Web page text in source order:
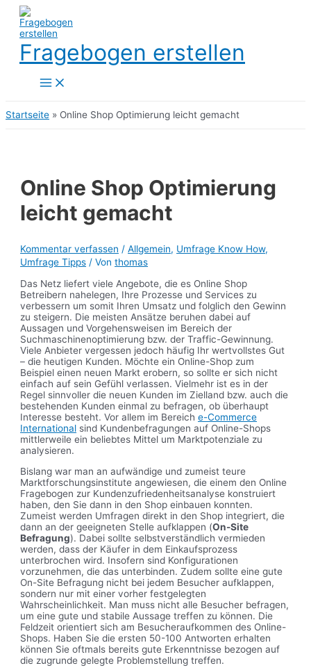
Zum
Inhalt
springen
Fragebogen erstellen
Main
Menu
Startseite » Online Shop Optimierung leicht gemacht
Online Shop Optimierung
leicht gemacht
Kommentar verfassen /Allgemein, Umfrage Know How,
Umfrage Tipps / Vonthomas
Das Netz liefert viele Angebote, die es Online Shop
Betreibern nahelegen, Ihre Prozesse und Services zu
verbessern um somit Ihren Umsatz und folglich den Gewinn
zu steigern. Die meisten Ansätze beruhen dabei auf
Aussagen und Vorgehensweisen im Bereich der
Suchmaschinenoptimierung bzw. der Traffic-Gewinnung.
Viele Anbieter vergessen jedoch häufig Ihr wertvollstes Gut
– die heutigen Kunden. Möchte ein Online-Shop zum
Beispiel einen neuen Markt erobern, so sollte er sich nicht
einfach auf sein Gefühl verlassen. Vielmehr ist es in der
Regel sinnvoller die neuen Kunden im Zielland bzw. auch die
bestehenden Kunden einmal zu befragen, ob überhaupt
Interesse besteht. Vor allem im Bereiche-Commerce
International sind Kundenbefragungen auf Online-Shops
mittlerweile ein beliebtes Mittel um Marktpotenziale zu
analysieren.
Bislang war man an aufwändige und zumeist teure
Marktforschungsinstitute angewiesen, die einem den Online
Fragebogen zur Kundenzufriedenheitsanalyse konstruiert
haben, den Sie dann in den Shop einbauen konnten.
Zumeist werden Umfragen direkt in den Shop integriert, die
dann an der geeigneten Stelle aufklappen (On-Site
Befragung). Dabei sollte selbstverständlich vermieden
werden, dass der Käufer in dem Einkaufsprozess
unterbrochen wird. Insofern sind Konfigurationen
vorzunehmen, die das unterbinden. Zudem sollte eine gute
On-Site Befragung nicht bei jedem Besucher aufklappen,
sondern nur mit einer vorher festgelegten
Wahrscheinlichkeit. Man muss nicht alle Besucher befragen,
um eine gute und stabile Aussage treffen zu können. Die
Feldzeit orientiert sich am Besucheraufkommen des Online-
Shops. Haben Sie die ersten 50-100 Antworten erhalten
können Sie oftmals bereits gute Erkenntnisse bezogen auf
die zugrunde gelegte Problemstellung treffen.